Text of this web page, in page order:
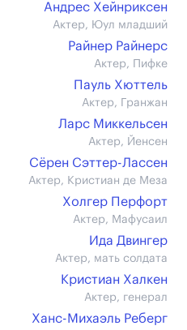
Андрес Хейнриксен
Актер, Юул младший
Райнер Райнерс
Актер, Пифке
Пауль Хюттель
Актер, Гранжан
Ларс Миккельсен
Актер, Йенсен
Сёрен Сэттер-Лассен
Актер, Кристиан де Меза
Холгер Перфорт
Актер, Мафусаил
Ида Двингер
Актер, мать солдата
Кристиан Халкен
Актер, генерал
Ханс-Михаэль Реберг